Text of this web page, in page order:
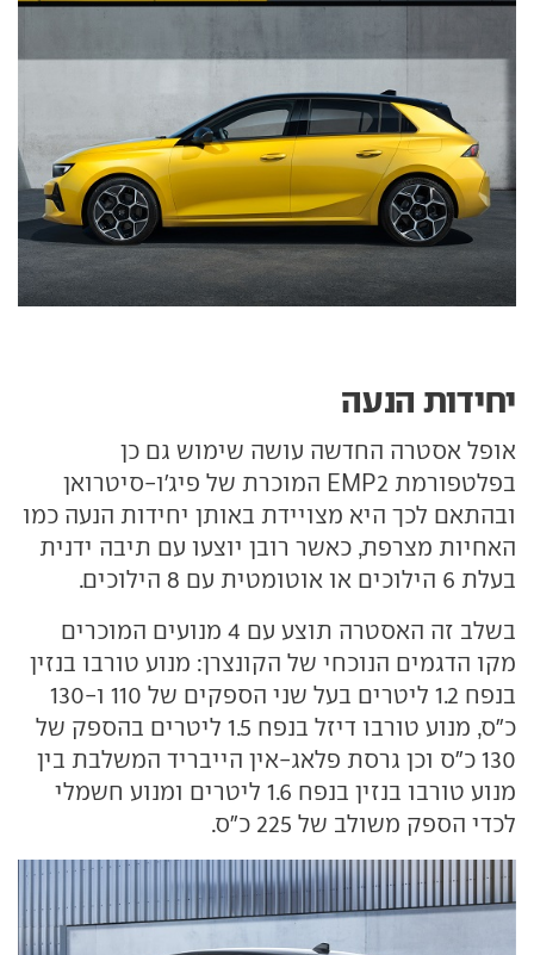
יחידות הנעה
אופל אסטרה החדשה עושה שימוש גם כן
בפלטפורמת EMP2 המוכרת של פיג'ו-סיטרואן
ובהתאם לכך היא מצויידת באותן יחידות הנעה כמו
האחיות מצרפת, כאשר רובן יוצעו עם תיבה ידנית
בעלת 6 הילוכים או אוטומטית עם 8 הילוכים.
בשלב זה האסטרה תוצע עם 4 מנועים המוכרים
מקו הדגמים הנוכחי של הקונצרן: מנוע טורבו בנזין
בנפח 1.2 ליטרים בעל שני הספקים של 110 ו-130
כ"ס, מנוע טורבו דיזל בנפח 1.5 ליטרים בהספק של
130 כ"ס וכן גרסת פלאג-אין הייבריד המשלבת בין
מנוע טורבו בנזין בנפח 1.6 ליטרים ומנוע חשמלי
לכדי הספק משולב של 225 כ"ס.